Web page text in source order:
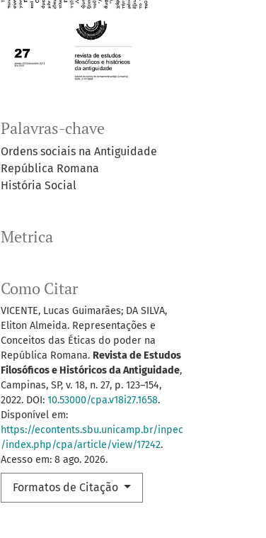
Palavras-chave
Ordens sociais na Antiguidade
República Romana
História Social
Metrica
Como Citar
VICENTE, Lucas Guimarães; DA SILVA,
Eliton Almeida. Representações e
Conceitos das Éticas do poder na
República Romana. Revista de Estudos
Filosóficos e Históricos da Antiguidade,
Campinas, SP, v. 18, n. 27, p. 123–154,
2022. DOI: 10.53000/cpa.v18i27.1658.
Disponível em:
https://econtents.sbu.unicamp.br/inpec
/index.php/cpa/article/view/17242.
Acesso em: 8 ago. 2026.
Formatos de Citação